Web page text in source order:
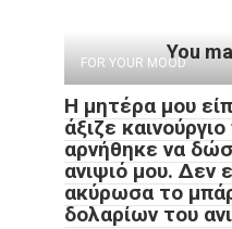
You
FOR YOUR MOOD
Η μητέρα μου
άξιζε
αρνήθηκε να
ανιψιό μου. Δεν
ακύρωσα το
δολαρίων του